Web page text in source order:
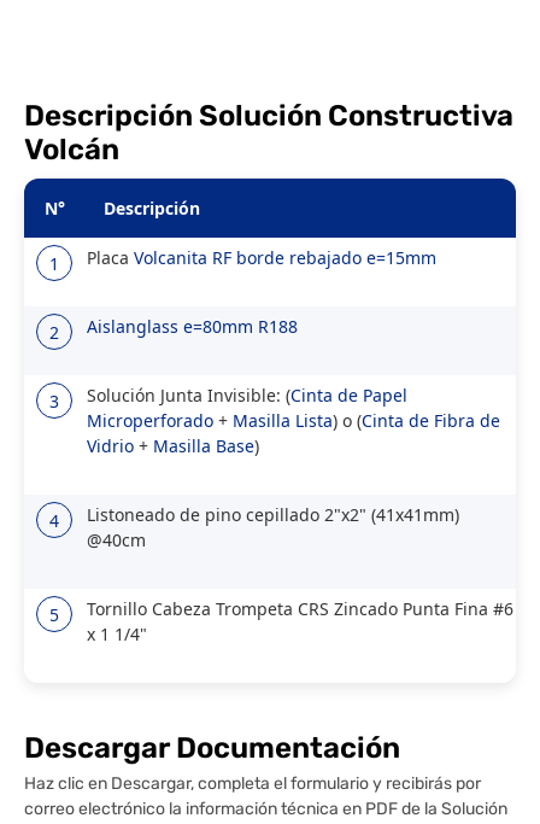
Descripción Solución Constructiva
Volcán
N° Descripción
1 Placa Volcanita RF borde rebajado e=15mm
2 Aislanglass e=80mm R188
3 Solución Junta Invisible: (Cinta de Papel
Microperforado + Masilla Lista) o (Cinta de Fibra de
Vidrio + Masilla Base)
4
Listoneado de pino cepillado 2"x2" (41x41mm)
@40cm
5
Tornillo Cabeza Trompeta CRS Zincado Punta Fina #6
x 1 1/4"
Descargar Documentación
Haz clic en Descargar, completa el formulario y recibirás por
correo electrónico la información técnica en PDF de la Solución